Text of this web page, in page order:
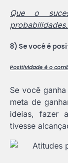
Que o
8) Se você é
Positividade é o
Se você
meta de
ideias, fazer
tivesse